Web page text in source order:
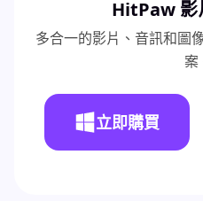
HitPaw 影
多合一的影片、音訊和圖
案
立即購買